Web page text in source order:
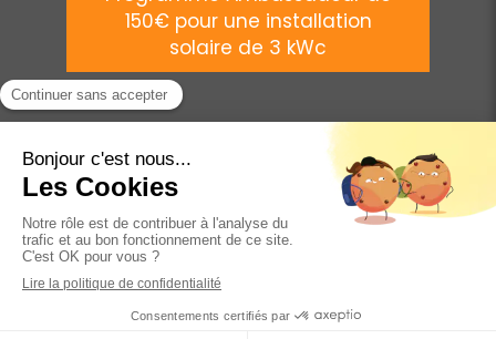
150€ pour une installation
solaire de 3 kWc
©2025 AVENIR ÉNERGIE
Création et référencement du site par Simplébo